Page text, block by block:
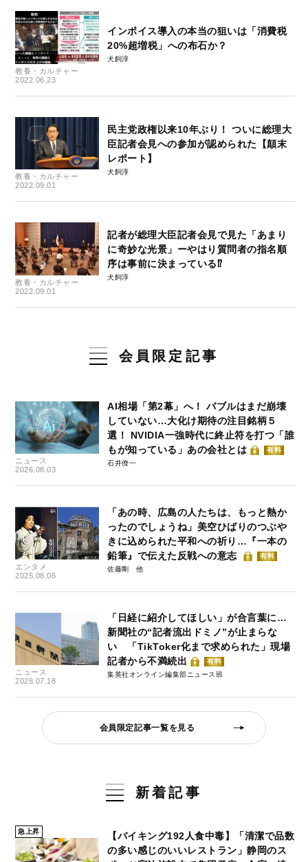
教養・カルチャー
2022.06.23
インボイス導入の本当の狙いは「消費税
20%超増税」への布石か？
犬飼淳
教養・カルチャー
2022.09.01
民主党政権以来10年ぶり！ ついに総理大
臣記者会見への参加が認められた【顛末
レポート】
犬飼淳
教養・カルチャー
2022.09.01
記者が総理大臣記者会見で見た「あまり
に奇妙な光景」ーやはり質問者の指名順
序は事前に決まっている⁉
犬飼淳
会員限定記事
ニュース
2026.08.03
AI相場「第2幕」へ！ バブルはまだ崩壊
していない…大化け期待の注目銘柄５
選！ NVIDIA一強時代に終止符を打つ「誰
もが知っている」あの会社とは
有料
石井僚一
エンタメ
2025.08.06
「あの時、広島の人たちは、もっと熱か
ったのでしょうね」美空ひばりのつぶや
きに込められた平和への祈り…『一本の
鉛筆』で伝えた反戦への意志
有料
佐藤剛
ニュース
2026.07.18
「日経に紹介してほしい」が合言葉に…
新聞社の“記者流出ドミノ”が止まらな
い 「TikToker化まで求められた」現場
記者から不満続出
有料
集英社オンライン編集部ニュース班
会員限定記事一覧を見る
新着記事
急上昇
【バイキング192人食中毒】「清潔で品数
の多い感じのいいレストラン」静岡のス